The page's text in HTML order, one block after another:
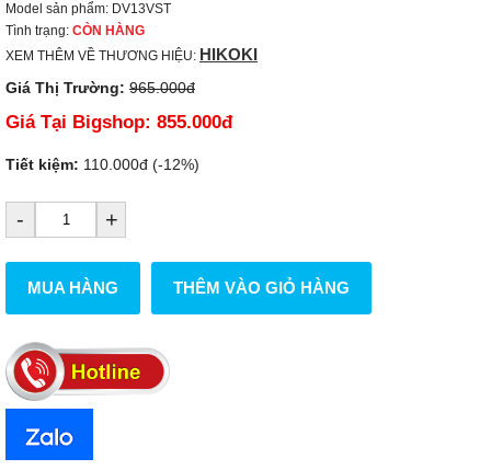
Model sản phẩm: DV13VST
Tình trạng: CÒN HÀNG
XEM THÊM VỀ THƯƠNG HIỆU: HIKOKI
Giá Thị Trường: 965.000đ
Giá Tại Bigshop: 855.000đ
Tiết kiệm: 110.000đ (-12%)
- +
MUA HÀNG THÊM VÀO GIỎ HÀNG